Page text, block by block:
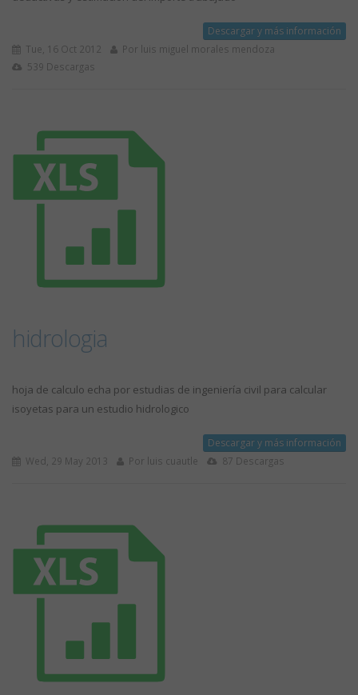
Descargar y más información
Tue, 16 Oct 2012
Por luis miguel morales mendoza
539 Descargas
hidrologia
hoja de calculo echa por estudias de ingeniería civil para calcular
isoyetas para un estudio hidrologico
Descargar y más información
Wed, 29 May 2013 Por luis cuautle 87 Descargas